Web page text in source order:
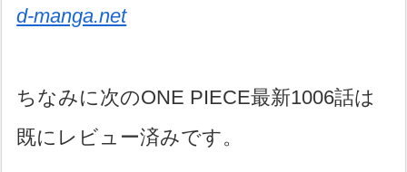
d-manga.net
ちなみに次のONE PIECE最新1006話は
既にレビュー済みです。